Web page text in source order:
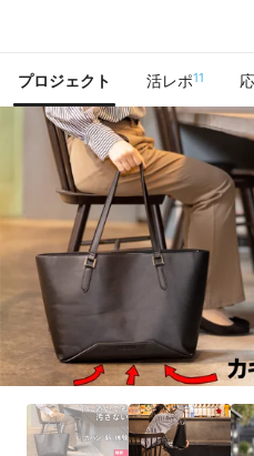
プロジェクト 活レポ11